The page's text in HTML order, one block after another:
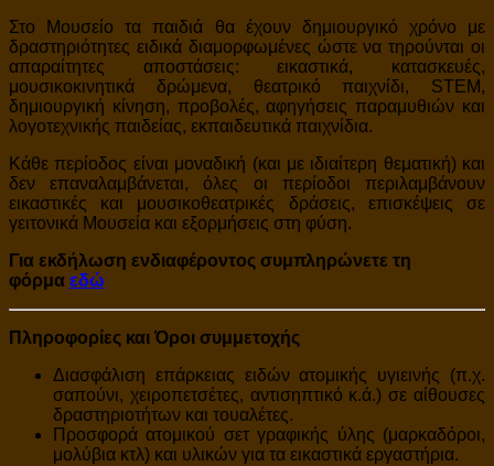
Στο Μουσείο τα παιδιά θα έχουν δημιουργικό χρόνο με
δραστηριότητες ειδικά διαμορφωμένες ώστε να τηρούνται οι
απαραίτητες αποστάσεις: εικαστικά, κατασκευές,
μουσικοκινητικά δρώμενα, θεατρικό παιχνίδι, STEM,
δημιουργική κίνηση, προβολές, αφηγήσεις παραμυθιών και
λογοτεχνικής παιδείας, εκπαιδευτικά παιχνίδια.
Κάθε περίοδος είναι μοναδική (και με ιδιαίτερη θεματική) και
δεν επαναλαμβάνεται, όλες οι περίοδοι περιλαμβάνουν
εικαστικές και μουσικοθεατρικές δράσεις, επισκέψεις σε
γειτονικά Μουσεία και εξορμήσεις στη φύση.
Για εκδήλωση ενδιαφέροντος συμπληρώνετε τη
φόρμα εδώ
Πληροφορίες και Όροι συμμετοχής
Διασφάλιση επάρκειας ειδών ατομικής υγιεινής (π.χ.
σαπούνι, χειροπετσέτες, αντισηπτικό κ.ά.) σε αίθουσες
δραστηριοτήτων και τουαλέτες.
Προσφορά ατομικού σετ γραφικής ύλης (μαρκαδόροι,
μολύβια κτλ) και υλικών για τα εικαστικά εργαστήρια.